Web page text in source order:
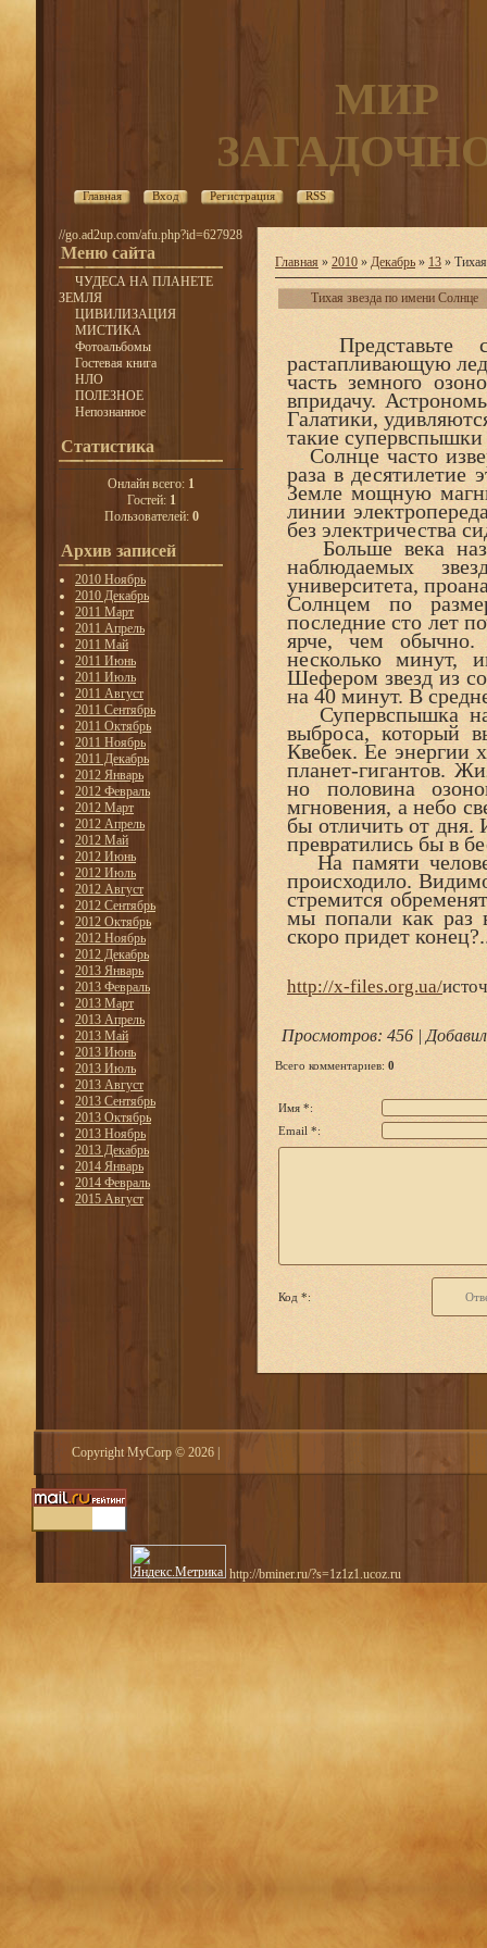
МИР
Главная Вход Регистрация RSS
//go.ad2up.com/afu.php?id=627928
Меню сайта
ЧУДЕСА НА ПЛАНЕТЕ
ЗЕМЛЯ
ЦИВИЛИЗАЦИЯ
МИСТИКА
Фотоальбомы
Гостевая книга
НЛО
ПОЛЕЗНОЕ
Непознанное
Статистика
Онлайн всего: 1
Гостей: 1
Пользователей: 0
Архив записей
2010 Ноябрь
2010 Декабрь
2011 Март
2011 Апрель
2011 Май
2011 Июнь
2011 Июль
2011 Август
2011 Сентябрь
2011 Октябрь
2011 Ноябрь
2011 Декабрь
2012 Январь
2012 Февраль
2012 Март
2012 Апрель
2012 Май
2012 Июнь
2012 Июль
2012 Август
2012 Сентябрь
2012 Октябрь
2012 Ноябрь
2012 Декабрь
2013 Январь
2013 Февраль
2013 Март
2013 Апрель
2013 Май
2013 Июнь
2013 Июль
2013 Август
2013 Сентябрь
2013 Октябрь
2013 Ноябрь
2013 Декабрь
2014 Январь
2014 Февраль
2015 Август
Главная » 2010 » Декабрь » 13 »
Тихая звезда по имени Солнце
Представьте
растапливающую
часть земного
впридачу.
Галатики,
такие супервспышки
Солнце часто
раза в десятилетие
Земле мощную
линии
без электричества
Больше века
наблюдаемых
университета,
Солнцем по
последние сто лет
ярче, чем обычно.
несколько минут,
Шефером звезд из
на 40 минут. В
Супервспышка
выброса, который
Квебек. Ее энергии
планет-гигантов.
но половина
мгновения, а небо
бы отличить от дня.
превратились бы в
На памяти
происходило.
стремится
мы попали как раз
скоро придет
http://x-files.org.ua/
Просмотров: 456 | Добавил
Всего комментариев: 0
Имя *:
Email *:
Код *:
Copyright MyCorp © 2026
http://bminer.ru/?s=1z1z1.ucoz.ru